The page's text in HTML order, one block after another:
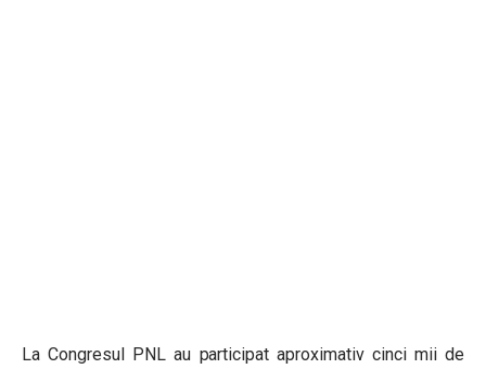
La Congresul PNL au participat aproximativ cinci mii de